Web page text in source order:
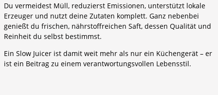
Du vermeidest Müll, reduzierst Emissionen, unterstützt lokale
Erzeuger und nutzt deine Zutaten komplett. Ganz nebenbei
genießt du frischen, nährstoffreichen Saft, dessen Qualität und
Reinheit du selbst bestimmst.
Ein Slow Juicer ist damit weit mehr als nur ein Küchengerät – er
ist ein Beitrag zu einem verantwortungsvollen Lebensstil.